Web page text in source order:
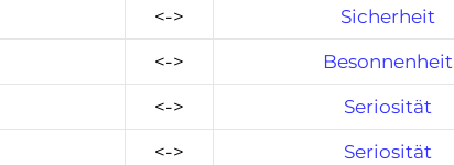
<-> Sicherheit
<-> Besonnenheit
<-> Seriosität
<-> Seriosität